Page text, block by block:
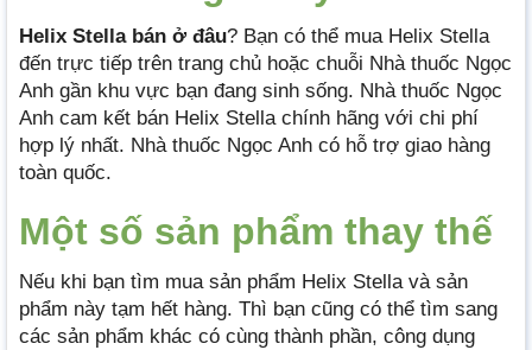
Helix Stella bán ở đâu? Bạn có thể mua Helix Stella
đến trực tiếp trên trang chủ hoặc chuỗi Nhà thuốc Ngọc
Anh gần khu vực bạn đang sinh sống. Nhà thuốc Ngọc
Anh cam kết bán Helix Stella chính hãng với chi phí
hợp lý nhất. Nhà thuốc Ngọc Anh có hỗ trợ giao hàng
toàn quốc.
Một số sản phẩm thay thế
Nếu khi bạn tìm mua sản phẩm Helix Stella và sản
phẩm này tạm hết hàng. Thì bạn cũng có thể tìm sang
các sản phẩm khác có cùng thành phần, công dụng